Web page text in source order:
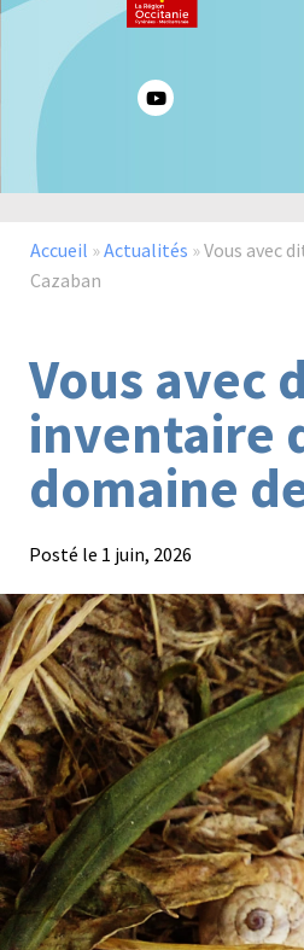
Accueil »Actualités »Vous avec
Cazaban
Vous avec
inventaire
domaine
Posté le 1 juin, 2026